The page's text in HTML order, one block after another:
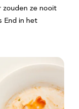
zouden ze nooit
End in het